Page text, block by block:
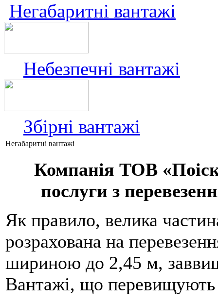
Негабаритні вантажі
Небезпечні вантажі
Збірні вантажі
Негабаритнi вантажi
Компанія ТОВ
послуги з
Як правило, велика
розрахована на
шириною до 2,45 м,
Вантажі, що перевищують